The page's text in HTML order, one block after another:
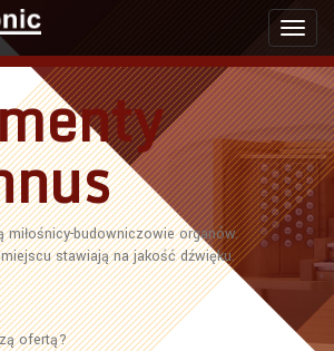
miłośnicy-budowniczowie organów.
stawiają na jakość dźwięku.
ofertą?